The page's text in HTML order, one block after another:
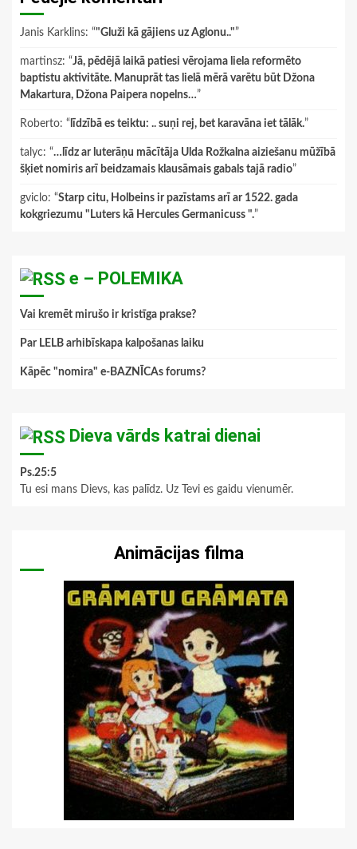
Janis Karklins: “"Gluži kā gājiens uz Aglonu.."”
martinsz: “Jā, pēdējā laikā patiesi vērojama liela reformēto
baptistu aktivitāte. Manuprāt tas lielā mērā varētu būt Džona
Makartura, Džona Paipera nopelns…”
Roberto: “ līdzībā es teiktu: .. suņi rej, bet karavāna iet tālāk.”
talyc: “…līdz ar luterāņu mācītāja Ulda Rožkalna aiziešanu mūžībā
šķiet nomiris arī beidzamais klausāmais gabals tajā radio”
gviclo: “Starp citu, Holbeins ir pazīstams arī ar 1522. gada
kokgriezumu "Luters kā Hercules Germanicuss ".”
e – POLEMIKA
Vai kremēt mirušo ir kristīga prakse?
Par LELB arhibīskapa kalpošanas laiku
Kāpēc "nomira" e-BAZNĪCAs forums?
Dieva vārds katrai dienai
Ps.25:5
Tu esi mans Dievs, kas palīdz. Uz Tevi es gaidu vienumēr.
Animācijas filma